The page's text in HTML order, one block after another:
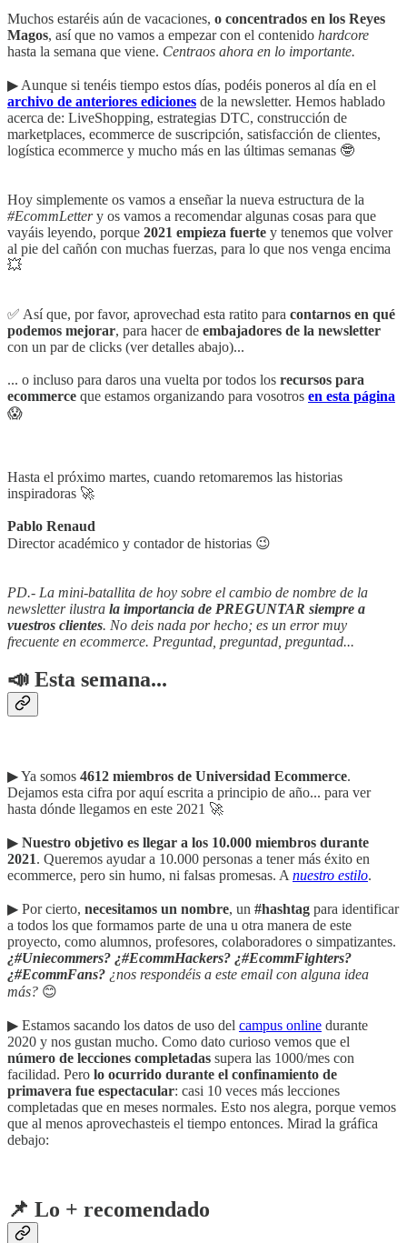
Muchos estaréis aún de vacaciones, o concentrados en los Reyes
Magos, así que no vamos a empezar con el contenido hardcore
hasta la semana que viene. Centraos ahora en lo importante.
▶︎ Aunque si tenéis tiempo estos días, podéis poneros al día en el
archivo de anteriores ediciones de la newsletter. Hemos hablado
acerca de: LiveShopping, estrategias DTC, construcción de
marketplaces, ecommerce de suscripción, satisfacción de clientes,
logística ecommerce y mucho más en las últimas semanas 🤓
Hoy simplemente os vamos a enseñar la nueva estructura de la
#EcommLettery os vamos a recomendar algunas cosas para que
vayáis leyendo, porque 2021 empieza fuerte y tenemos que volver
al pie del cañón con muchas fuerzas, para lo que nos venga encima
💥
✅ Así que, por favor, aprovechad esta ratito para contarnos en qué
podemos mejorar, para hacer de embajadores de la newsletter
con un par de clicks (ver detalles abajo)...
... o incluso para daros una vuelta por todos los recursos para
ecommerce que estamos organizando para vosotros en esta página
😱
Hasta el próximo martes, cuando retomaremos las historias
inspiradoras 🚀
Pablo Renaud
Director académico y contador de historias 😉
PD.- La mini-batallita de hoy sobre el cambio de nombre de la
newsletter ilustra la importancia de PREGUNTAR siempre a
vuestros clientes. No deis nada por hecho; es un error muy
frecuente en ecommerce. Preguntad, preguntad, preguntad...
📣 Esta semana...
▶︎ Ya somos 4612 miembros de Universidad Ecommerce.
Dejamos esta cifra por aquí escrita a principio de año... para ver
hasta dónde llegamos en este 2021 🚀
▶︎ Nuestro objetivo es llegar a los 10.000 miembros durante
2021. Queremos ayudar a 10.000 personas a tener más éxito en
ecommerce, pero sin humo, ni falsas promesas. A nuestro estilo.
▶︎ Por cierto, necesitamos un nombre, un #hashtag para identificar
a todos los que formamos parte de una u otra manera de este
proyecto, como alumnos, profesores, colaboradores o simpatizantes.
¿#Uniecommers? ¿#EcommHackers? ¿#EcommFighters?
¿#EcommFans? ¿nos respondéis a este email con alguna idea
más? 😊
▶︎ Estamos sacando los datos de uso del campus online durante
2020 y nos gustan mucho. Como dato curioso vemos que el
número de lecciones completadas supera las 1000/mes con
facilidad. Pero lo ocurrido durante el confinamiento de
primavera fue espectacular: casi 10 veces más lecciones
completadas que en meses normales. Esto nos alegra, porque vemos
que al menos aprovechasteis el tiempo entonces. Mirad la gráfica
debajo:
📌 Lo + recomendado